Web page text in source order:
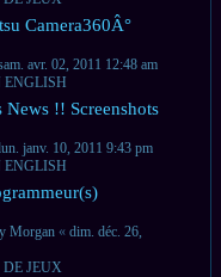
Camera360Â°
avr. 02, 2011 12:48 am
!! Screenshots
janv. 10, 2011 9:43 pm
Morgan « dim. déc. 26,
DE JEUX